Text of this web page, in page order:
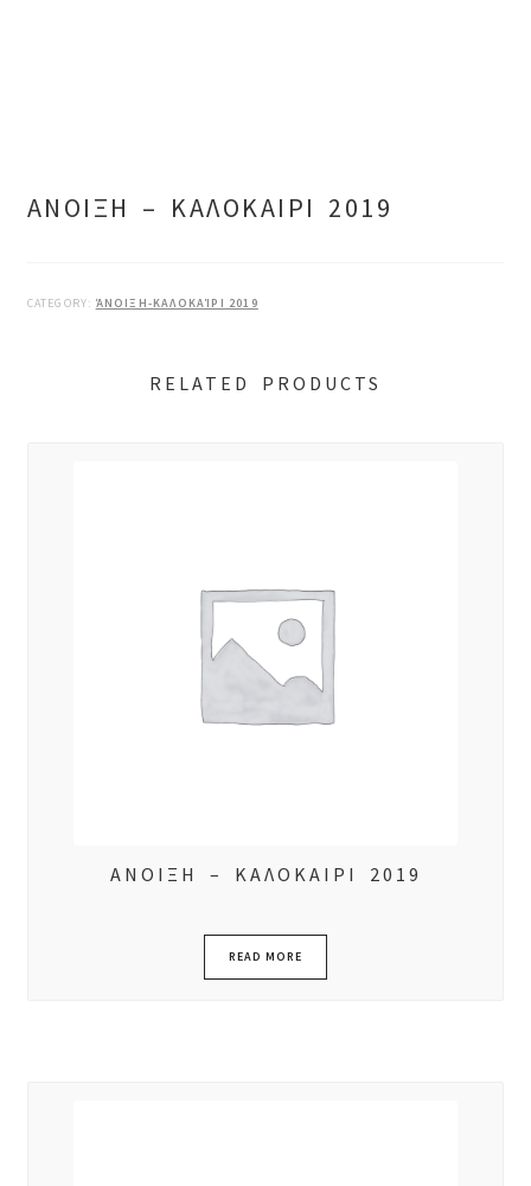
ΑΝΟΙΞΗ – ΚΑΛΟΚΑΙΡΙ 2019
CATEGORY: ΆΝΟΙΞΗ-ΚΑΛΟΚΑΊΡΙ 2019
RELATED PRODUCTS
ΑΝΟΙΞΗ – ΚΑΛΟΚΑΙΡΙ 2019
READ MORE